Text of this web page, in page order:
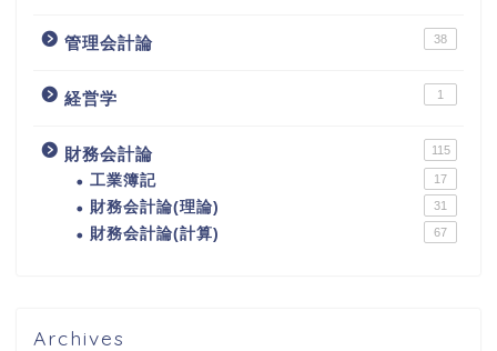
管理会計論 38
経営学 1
財務会計論 115
工業簿記 17
財務会計論(理論) 31
財務会計論(計算) 67
Archives